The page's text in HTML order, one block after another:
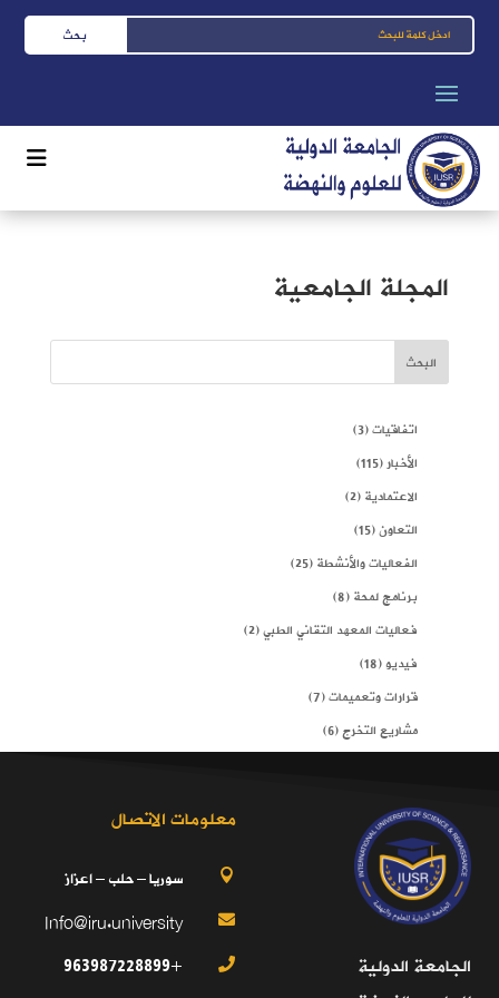
المجلة الجامعية
البحث
اتفاقيات(3)
الأخبار(115)
الاعتمادية(2)
التعاون(15)
الفعاليات والأنشطة(25)
برنامج لمحة(8)
فعاليات المعهد التقاني الطبي(2)
فيديو(18)
قرارات وتعميمات(7)
مشاريع التخرج(6)
الجامعة الدولية
معلومات الاتصال
 سوريا – حلب – اعزاز

Info@iru.university

+963987228899